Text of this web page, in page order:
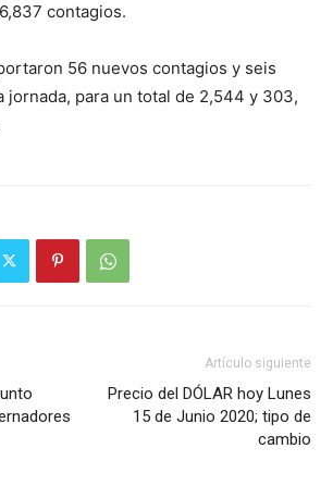
contagios.
56 nuevos contagios y seis
jornada, para un total de 2,544 y 303,
Artículo siguiente
Precio del DÓLAR hoy Lunes
15 de Junio 2020; tipo de
cambio